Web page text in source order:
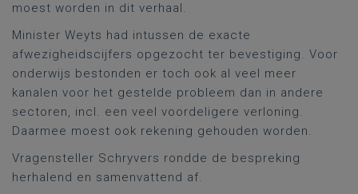
moest worden in dit verhaal.
Minister Weyts had intussen de exacte
afwezigheidscijfers opgezocht ter bevestiging. Voor
onderwijs bestonden er toch ook al veel meer
kanalen voor het gestelde probleem dan in andere
sectoren, incl. een veel voordeligere verloning.
Daarmee moest ook rekening gehouden worden.
Vragensteller Schryvers rondde de bespreking
herhalend en samenvattend af.